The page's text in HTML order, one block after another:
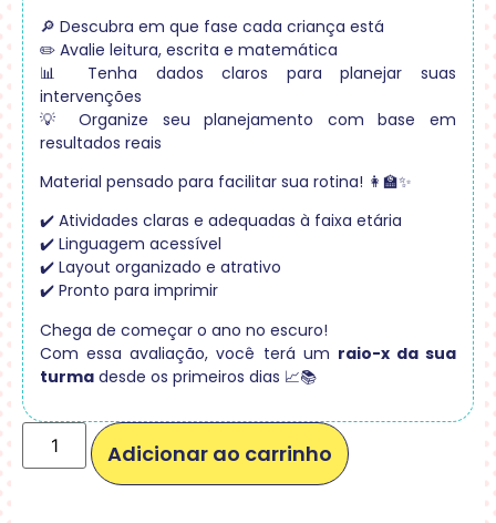
🔎 Descubra em que fase cada criança está
✏️ Avalie leitura, escrita e matemática
📊 Tenha dados claros para planejar suas
intervenções
💡 Organize seu planejamento com base em
resultados reais
Material pensado para facilitar sua rotina! 👩‍🏫✨
✔️ Atividades claras e adequadas à faixa etária
✔️ Linguagem acessível
✔️ Layout organizado e atrativo
✔️ Pronto para imprimir
Chega de começar o ano no escuro!
Com essa avaliação, você terá um raio-x da sua
turma desde os primeiros dias 📈📚
Adicionar ao carrinho